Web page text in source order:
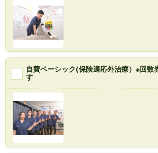
自費ベーシック(保険適応外治療）※回数
す